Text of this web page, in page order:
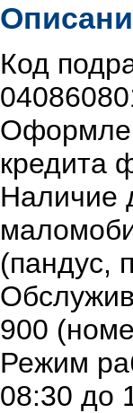
Код
кредита
Наличие
(пандус,
900
Режим
08:30 до